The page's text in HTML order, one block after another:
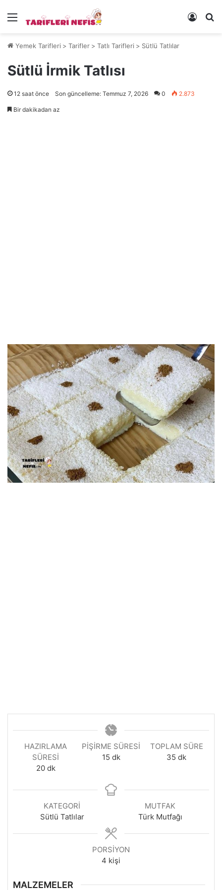
Menü Kayıt
Yemek Tarifleri > Tarifler > Tatlı Tarifleri > Sütlü Tatlılar
Sütlü İrmik Tatlısı
12 saat önce Son güncelleme: Temmuz 7, 2026 0 2.873
Bir dakikadan az
HAZIRLAMA
SÜRESI
20dakika
dk
PIŞIRME SÜRESI
15dakika
dk
TOPLAM SÜRE
35 dakika
dk
KATEGORI
Sütlü Tatlılar
MUTFAK
Türk Mutfağı
PORSIYON
4 kişi
MALZEMELER